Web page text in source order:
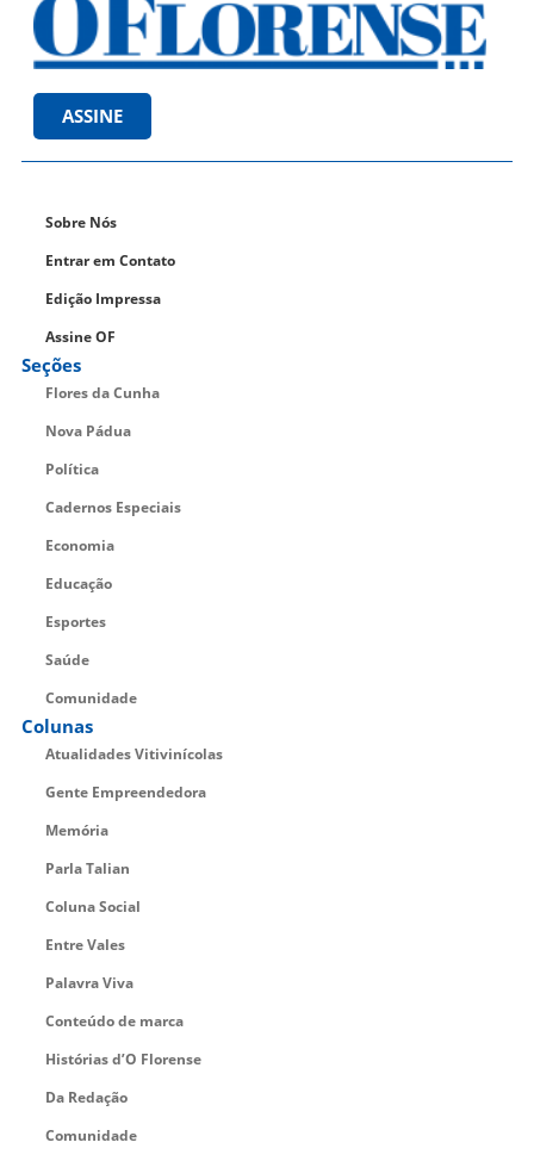
ASSINE
Sobre Nós
Entrar em Contato
Edição Impressa
Assine OF
Seções
Flores da Cunha
Nova Pádua
Política
Cadernos Especiais
Economia
Educação
Esportes
Saúde
Comunidade
Colunas
Atualidades Vitivinícolas
Gente Empreendedora
Memória
Parla Talian
Coluna Social
Entre Vales
Palavra Viva
Conteúdo de marca
Histórias d’O Florense
Da Redação
Comunidade